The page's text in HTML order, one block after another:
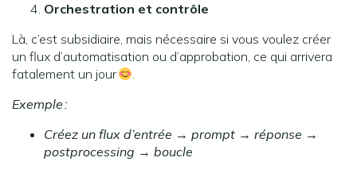
Orchestration et contrôle
Là, c’est subsidiaire, mais nécessaire si vous voulez créer
un flux d’automatisation ou d’approbation, ce qui arrivera
fatalement un jour
.
Exemple :
Créez un flux d’entrée → prompt → réponse →
postprocessing → boucle